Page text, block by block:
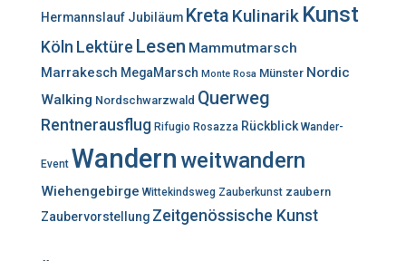
Hermannslauf Jubiläum Kreta Kulinarik Kunst
Köln LektüreLesen Mammutmarsch
Marrakesch MegaMarsch Monte Rosa Münster Nordic
Walking Nordschwarzwald Querweg
Rentnerausflug Rifugio Rosazza Rückblick Wander-
Event Wandern weitwandern
Wiehengebirge Wittekindsweg Zauberkunst zaubern
Zaubervorstellung Zeitgenössische Kunst